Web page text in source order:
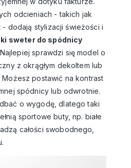
odcieniach - takich jak
- dodają stylizacji świeżości i
sweter do spódnicy
Najlepiej sprawdzi się model o
z okrągłym dekoltem lub
postawić na kontrast
spódnicy lub odwrotnie.
o wygodę, dlatego taki
sportowe buty, np. białe
całości swobodnego,